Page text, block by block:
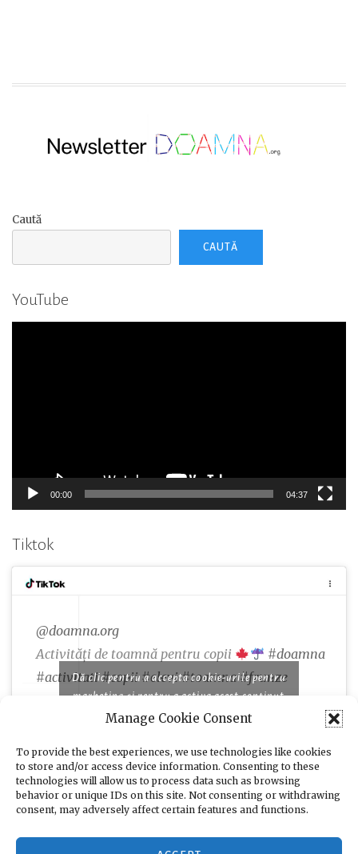
Manage Cookie Consent
To provide the best experiences, we use technologies like cookies
to store and/or access device information. Consenting to these
technologies will allow us to process data such as browsing
behavior or unique IDs on this site. Not consenting or withdrawing
consent, may adversely affect certain features and functions.
Caută
CAUTĂ
YouTube
00:00 04:37
Tiktok
@doamna.org
Activități de toamnă pentru copii
#doamna
#activitati #copii #elevi #toamna #frunze
♬ Famous piano songs for comedy and cooking
Dă clic pentru a accepta cookie-urile pentru
marketing și pentru a activa acest conținut